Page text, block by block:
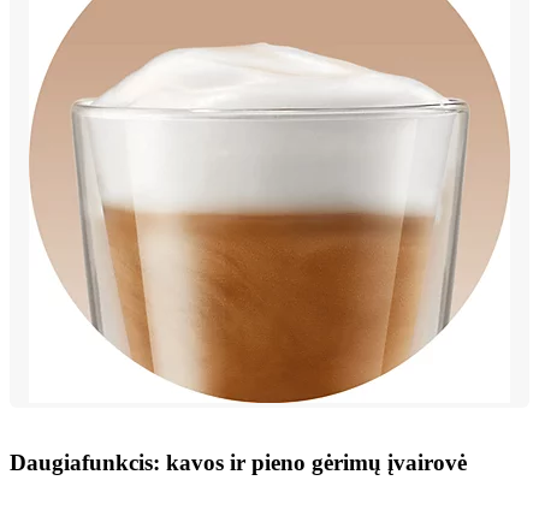
Daugiafunkcis: kavos ir pieno gėrimų įvairovė